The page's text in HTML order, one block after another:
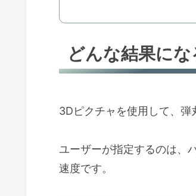
どんな結果に
3Dピクチャを使用して、弾
ユーザーが指定するのは、
速度です。